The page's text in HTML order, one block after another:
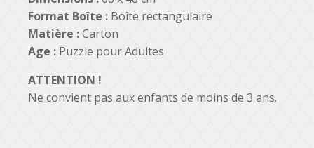
Format Boîte : Boîte rectangulaire
Matière :Carton
Age : Puzzle pour Adultes
ATTENTION !
Ne convient pas aux enfants de moins de 3 ans.